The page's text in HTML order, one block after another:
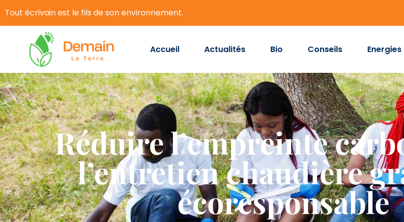
Tout écrivain est le fils de son environnement.
Accueil Actualités Bio Conseils Energies
Réduire l’empreinte
l’entretien chaudière
écoresponsable